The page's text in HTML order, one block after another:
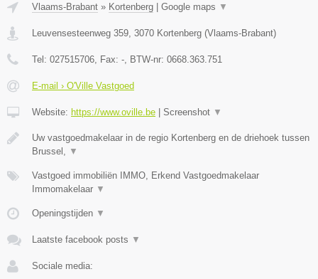
Vlaams-Brabant » Kortenberg Google maps ▼
Leuvensesteenweg 359, 3070 Kortenberg (Vlaams-Brabant)
Tel: 027515706, Fax: -, BTW-nr: 0668.363.751
E-mail › O'Ville Vastgoed
Website: https://www.oville.be Screenshot ▼
Uw vastgoedmakelaar in de regio Kortenberg en de driehoek tussen
Brussel, ▼
Vastgoed immobiliën IMMO, Erkend Vastgoedmakelaar
Immomakelaar ▼
Openingstijden ▼
Laatste facebook posts ▼
Sociale media: